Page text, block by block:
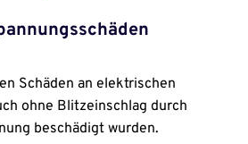
Schäden an elektrischen
ohne Blitzeinschlag durch
beschädigt wurden.